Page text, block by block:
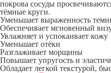
покрова сосуды
тёмные круги.
Уменьшает выраженность
Обеспечивает мгновенный
Увлажняет и успокаивает кожу
Уменьшает отёки
Разглаживает морщины
Повышает упругость и
Обладает легкой текстурой,